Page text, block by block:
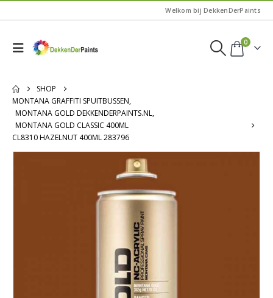
Welkom bij DekkenDerPaints
0
SHOP
MONTANA GRAFFITI SPUITBUSSEN,
MONTANA GOLD DEKKENDERPAINTS.NL,
MONTANA GOLD CLASSIC 400ML
CL8310 HAZELNUT 400ML 283796